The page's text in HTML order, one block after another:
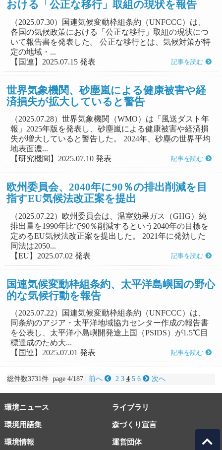
おける「公正な移行」取組の現状を報告
（2025.07.30）国連気候変動枠組条約（UNFCCC）は、
各国の気候政策における「公正な移行」取組の現状につ
いて報告書を発表した。 公正な移行とは、気候対策が特
定の地域・...
【国連】2025.07.15 発表
記事を読む
世界気象機関、砂塵嵐による健康被害や経
済損失が拡大していると警告
（2025.07.28）世界気象機関（WMO）は「風送ダスト年
報」2025年版を発表し、砂塵嵐による健康被害や経済損
失が増大していると警告した。 2024年、砂塵の世界平均
地表面濃...
【研究機関】2025.07.10 発表
記事を読む
欧州委員会、2040年に90％の排出削減を目
指すEU気候法改正案を提出
（2025.07.22）欧州委員会は、温室効果ガス（GHG）純
排出量を1990年比で90％削減するという2040年の目標を
定めるEU気候法改正案を提出した。 2021年に発効した
同法は2050...
【EU】2025.07.02 発表
記事を読む
国連気候変動枠組条約、太平洋島嶼国の野心
的な気候行動を報告
（2025.07.22）国連気候変動枠組条約（UNFCCC）は、
同条約のアジア・太平洋地域協力センター作成の報告書
を公表し、太平洋小島嶼開発途上国（PSIDS）が1.5℃目
標達成のため大...
【国連】2025.07.01 発表
記事を読む
総件数3731件 page 4/187 | 前へ 2 3 4 5 6 次へ
環境ニュース ライブラリ
環境用語集 森づくり宣言
環境情報 運営団体